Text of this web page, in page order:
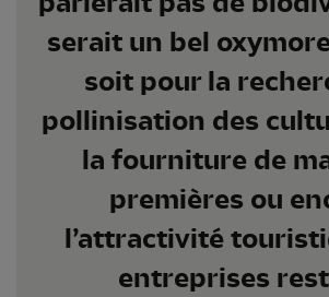
serait un bel
soit pour la
pollinisation des
la fourniture de
premières ou
l’attractivité
entreprises